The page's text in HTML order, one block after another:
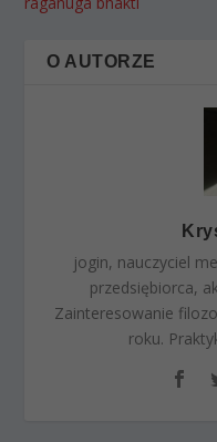
O AUTORZE
jogin, nauczyciel
przedsiębiorca,
Zainteresowanie
roku.